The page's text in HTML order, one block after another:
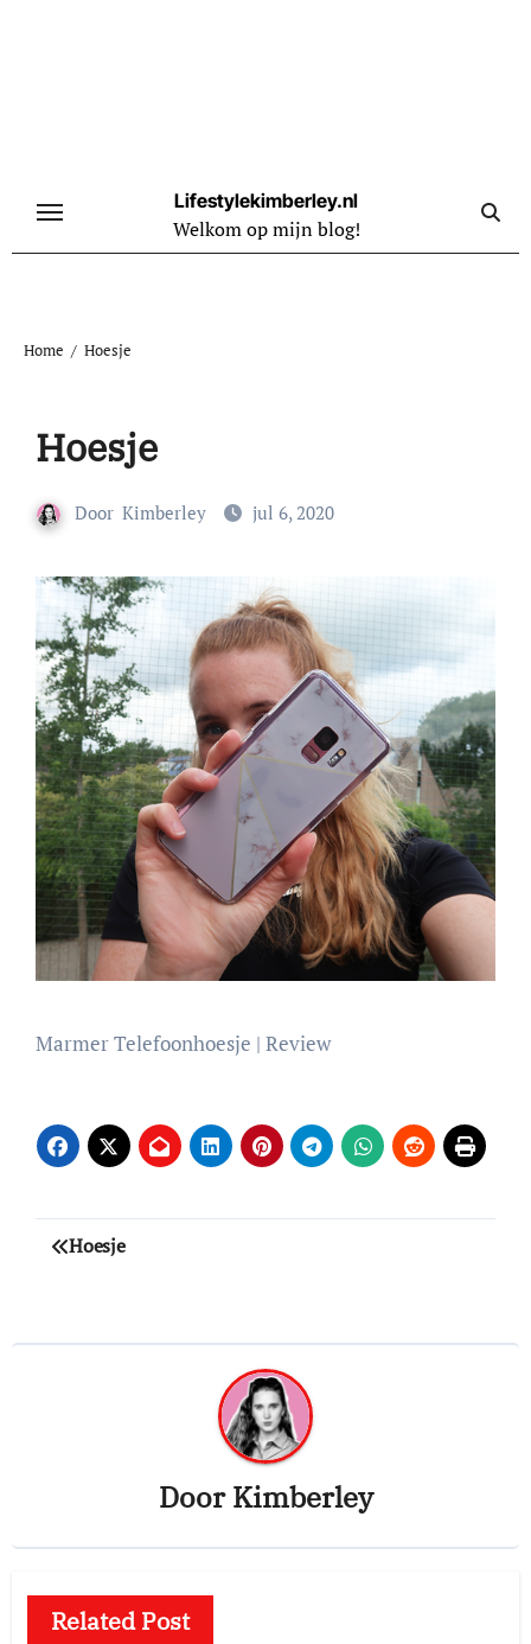
Lifestylekimberley.nl
Welkom op mijn blog!
Home Hoesje
Hoesje
Door Kimberley jul 6, 2020
Marmer Telefoonhoesje | Review
Bericht
Hoesje
DoorKimberley
Related Post